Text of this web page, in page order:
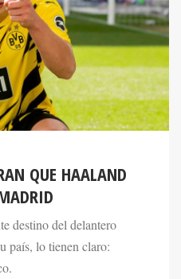
QUE HAALAND
destino del delantero
país, lo tienen claro: